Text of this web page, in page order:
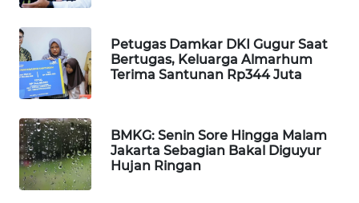
Petugas Damkar DKI Gugur Saat
Bertugas, Keluarga Almarhum
Terima Santunan Rp344 Juta
BMKG: Senin Sore Hingga Malam
Jakarta Sebagian Bakal Diguyur
Hujan Ringan
WAHANANEWS
NET
WAHANA
WAHANA
UMKM